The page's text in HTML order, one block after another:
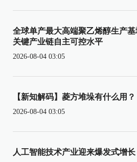
全球单产最大高端聚乙烯醇生产
关键产业链自主可控水平
2026-08-04 03:05
【新知解码】菱方堆垛有什么用？
2026-08-04 03:05
人工智能技术产业迎来爆发式增长